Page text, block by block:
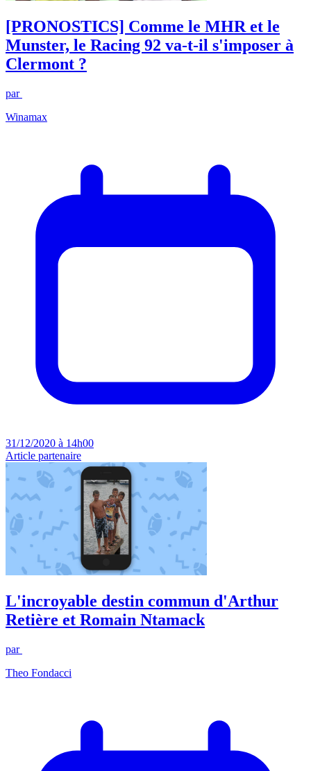
[PRONOSTICS] Comme le MHR et le
Munster, le Racing 92 va-t-il s'imposer à
Clermont ?
par
Winamax
31/12/2020 à 14h00
Article partenaire
L'incroyable destin commun d'Arthur
Retière et Romain Ntamack
par
Theo Fondacci